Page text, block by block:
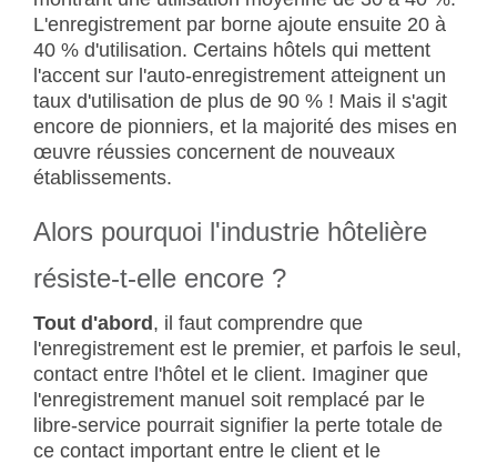
L'enregistrement par borne ajoute ensuite 20 à
40 % d'utilisation. Certains hôtels qui mettent
l'accent sur l'auto-enregistrement atteignent un
taux d'utilisation de plus de 90 % ! Mais il s'agit
encore de pionniers, et la majorité des mises en
œuvre réussies concernent de nouveaux
établissements.
Alors pourquoi l'industrie hôtelière
résiste-t-elle encore ?
Tout d'abord, il faut comprendre que
l'enregistrement est le premier, et parfois le seul,
contact entre l'hôtel et le client. Imaginer que
l'enregistrement manuel soit remplacé par le
libre-service pourrait signifier la perte totale de
ce contact important entre le client et le